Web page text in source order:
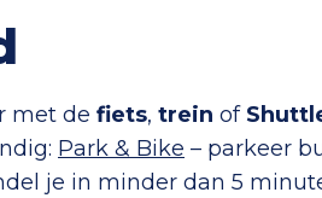
met de fiets, trein of
Park & Bike – parkeer
je in minder dan 5